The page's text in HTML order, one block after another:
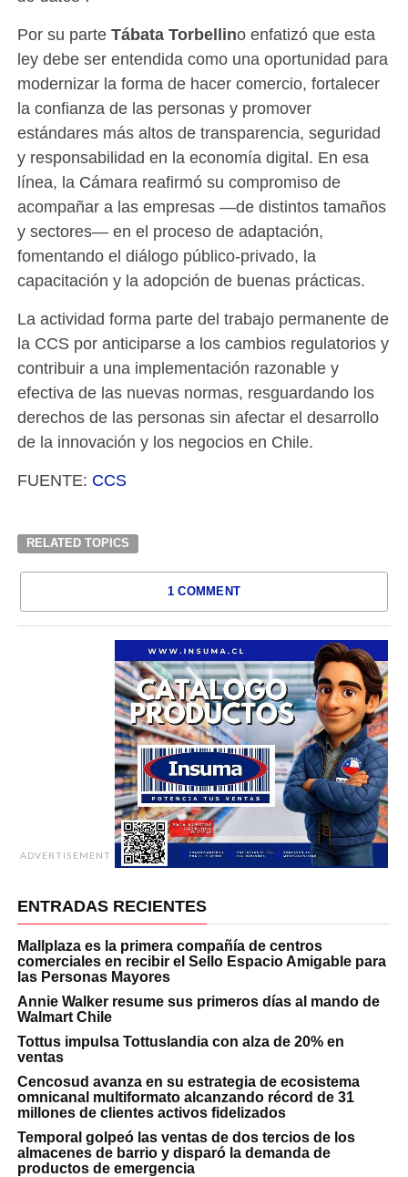
Por su parte Tábata Torbellino enfatizó que esta
ley debe ser entendida como una oportunidad para
modernizar la forma de hacer comercio, fortalecer
la confianza de las personas y promover
estándares más altos de transparencia, seguridad
y responsabilidad en la economía digital. En esa
línea, la Cámara reafirmó su compromiso de
acompañar a las empresas —de distintos tamaños
y sectores— en el proceso de adaptación,
fomentando el diálogo público-privado, la
capacitación y la adopción de buenas prácticas.
La actividad forma parte del trabajo permanente de
la CCS por anticiparse a los cambios regulatorios y
contribuir a una implementación razonable y
efectiva de las nuevas normas, resguardando los
derechos de las personas sin afectar el desarrollo
de la innovación y los negocios en Chile.
FUENTE: CCS
RELATED TOPICS
1 COMMENT
ADVERTISEMENT
ENTRADAS RECIENTES
Mallplaza es la primera compañía de centros
comerciales en recibir el Sello Espacio Amigable para
las Personas Mayores
Annie Walker resume sus primeros días al mando de
Walmart Chile
Tottus impulsa Tottuslandia con alza de 20% en
ventas
Cencosud avanza en su estrategia de ecosistema
omnicanal multiformato alcanzando récord de 31
millones de clientes activos fidelizados
Temporal golpeó las ventas de dos tercios de los
almacenes de barrio y disparó la demanda de
productos de emergencia